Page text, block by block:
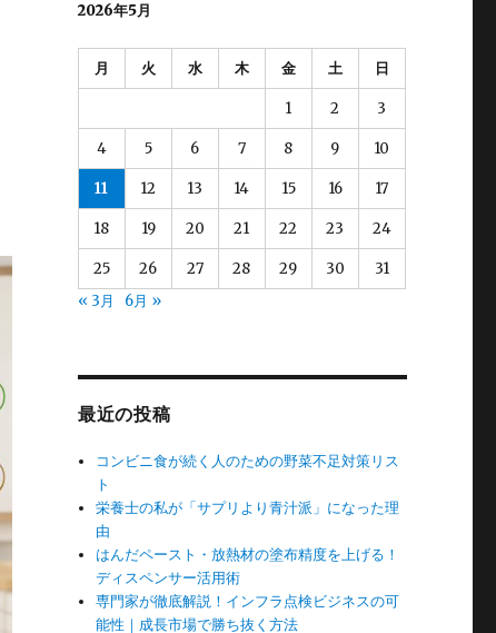
2026年5月
月 火 水 木 金 土 日
1 2 3
4 5 6 7 8 9 10
11 12 13 14 15 16 17
18 19 20 21 22 23 24
25 26 27 28 29 30
31
« 3月
6月 »
最近の投稿
コンビニ食が続く人のための野菜不足対策リス
ト
栄養士の私が「サプリより青汁派」になった理
由
はんだペースト・放熱材の塗布精度を上げる！
ディスペンサー活用術
専門家が徹底解説！インフラ点検ビジネスの可
能性｜成長市場で勝ち抜く方法